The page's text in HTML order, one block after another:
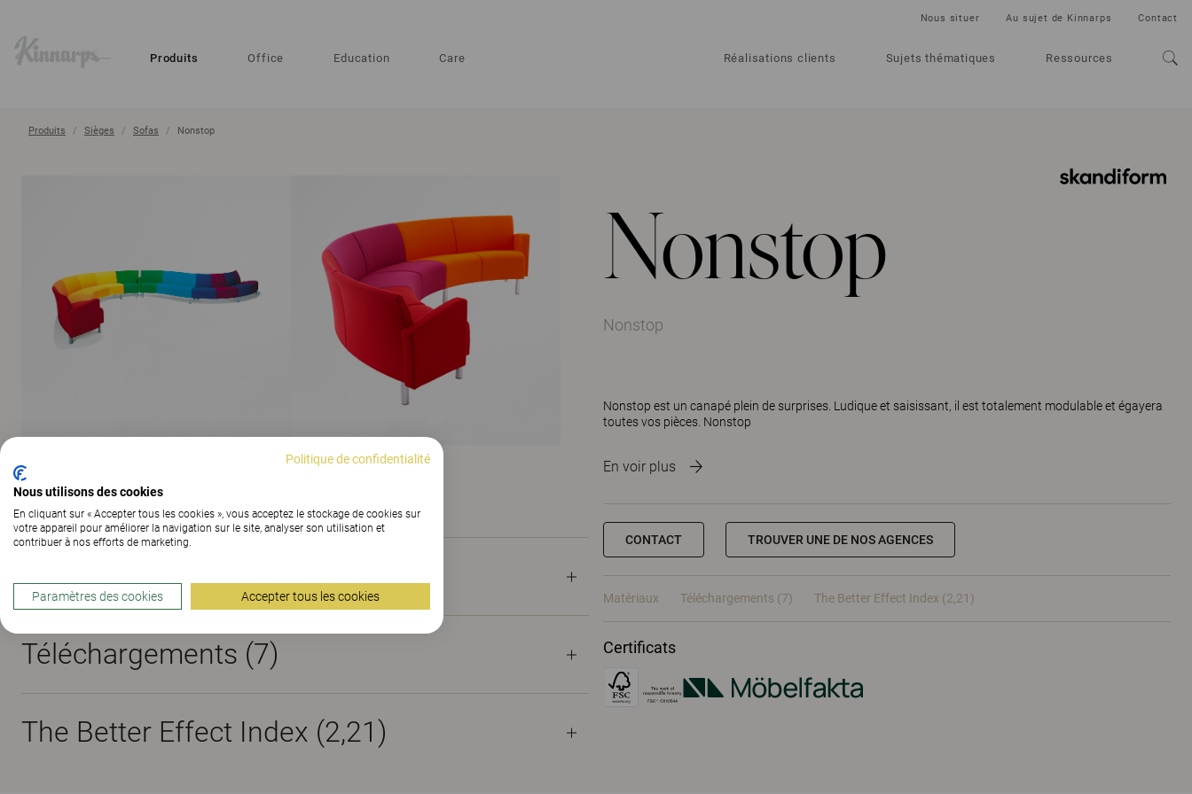
Produits Office Education Care Réalisations clients Sujets thématiques Ressources
Nous situer Au sujet de Kinnarps Contact
Produits Sièges Sofas Nonstop
Nonstop
Nonstop
Nonstop est un canapé plein de surprises. Ludique et saisissant, il est totalement modulable et égayera
toutes vos pièces. Nonstop
En voir plus
CONTACT TROUVER UNE DE NOS AGENCES
Matériaux Téléchargements (7) The Better Effect Index (2,21)
Certificats
Matériaux
Téléchargements (7)
The Better Effect Index (2,21)
Politique de confidentialité
Nous utilisons des cookies
En cliquant sur « Accepter tous les cookies », vous acceptez le stockage de cookies sur
votre appareil pour améliorer la navigation sur le site, analyser son utilisation et
contribuer à nos efforts de marketing.
Paramètres des cookies Accepter tous les cookies